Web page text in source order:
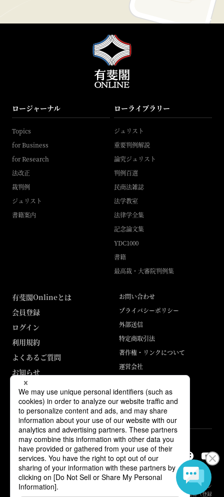
ロージャーナル
Topics
for Business
for Research
法改正
裁判例
ジュリスト
書籍案内
ローライブラリー
ジュリスト
重要判例解説
論究ジュリスト
判例百選
民商法雑誌
法学教室
法律学全集
記念論文集
YDC1000
書籍
最高裁・大審院判例集
有斐閣Onlineとは
会員登録
ログイン
利用規約
よくあるご質問
お知らせ
お問い合わせ
プライバシーポリシー
外部送信
特定商取引法
著作権・リンクについて
運営会社
ABJマークは、この電子書店・電子書籍配信サービスが、著作権者からコン
テンツ使用許諾を得た正規版配信サービスであることを示す登録商標（登録